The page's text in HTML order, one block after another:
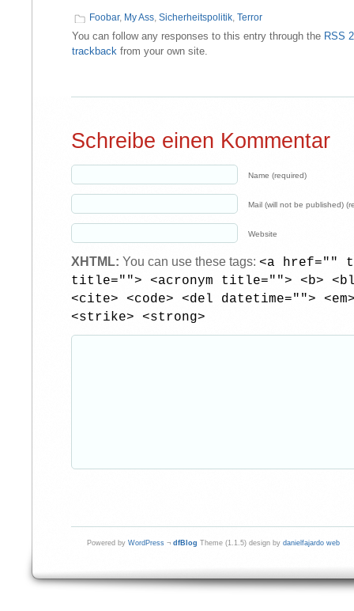
Foobar, My Ass, Sicherheitspolitik, Terror
You can follow any responses to this entry through the RSS
trackback from your own site.
Schreibe einen Kommentar
Name (required)
Mail (will not be published)
Website
XHTML: You can use these tags: <a href=""
title=""> <acronym title=""> <b>
<cite> <code> <del datetime="">
<strike> <strong>
Powered by WordPress ¬ dfBlog Theme (1.1.5) design by danielfajardo web